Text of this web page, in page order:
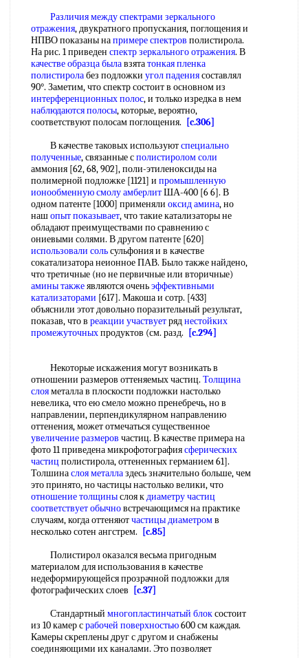
Различия междуспектрами зеркального
отражения, двукратного пропускания, поглощения и
НПВО показаны напримере спектров полистирола.
На рис. 1 приведен спектр зеркального отражения. В
качестве образцабылавзятатонкая пленка
полистиролабез подложки угол падениясоставлял
90°. Заметим, что спектр состоит в основном из
интерференционных полос, и только изредка в нем
наблюдаются полосы, которые, вероятно,
соответствуют полосам поглощения.
[c.306]
В качестве таковых используютспециально
полученные, связанные сполистиролом соли
аммония [62, 68, 902], поли-этиленоксиды на
полимерной подложке [1121] и промышленную
ионообменную смолуамберлитША-400 [6 6]. В
одном патенте [1000] применяли оксид амина, но
нашопыт показывает, что такие катализаторы не
обладают преимуществами по сравнению с
ониевыми солями. В другом патенте [620]
использовали сольсульфония и в качестве
сокатализатора неионное ПАВ. Было также найдено,
что третичные (но не первичные или вторичные)
амины такжеявляются оченьэффективными
катализаторами [617]. Макоша и сотр. [433]
объяснили этот довольно поразительный результат,
показав, что в реакции участвуетряднестойких
промежуточныхпродуктов (см. разд. [c.294]
Некоторые искажения могут возникать в
отношении размеров оттеняемых частиц. Толщина
слояметалла в плоскости подложки настолько
невелика, что ею смело можно пренебречь, но в
направлении, перпендикулярном направлению
оттенения, может отмечаться существенное
увеличение размеров частиц. В качестве примера на
фото 11 приведена микрофотографиясферических
частиц полистирола, оттененных германием 61].
Толшинаслоя металлаздесь значительно больше, чем
это принято, но частицы настолько велики, что
отношение толщиныслоя кдиаметру частиц
соответствует обычновстречающимся на практике
случаям, когда оттеняютчастицы диаметромв
несколько сотен ангстрем.
[c.85]
Полистирол оказался весьма пригодным
материалом для использования в качестве
недеформирующейся прозрачной подложки для
фотографических слоев
[c.37]
Стандартный многопластинчатый блоксостоит
из 10 камер срабочей поверхностью600 см каждая.
Камеры скреплены друг с другом и снабжены
соединяющими их каналами. Это позволяет